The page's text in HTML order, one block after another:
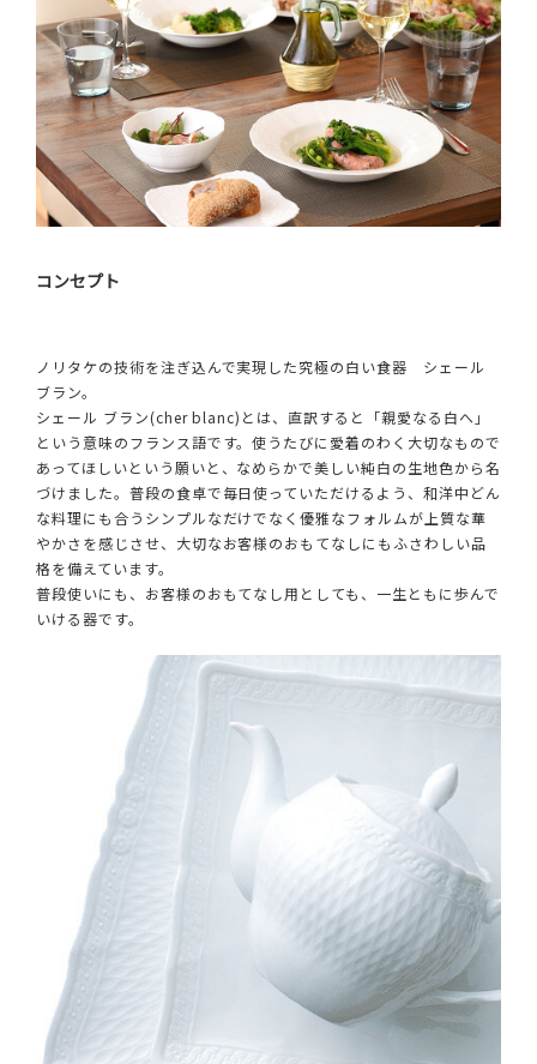
コンセプト
ノリタケの技術を注ぎ込んで実現した究極の白い食器 シェール
ブラン。
シェール ブラン(cher blanc)とは、直訳すると「親愛なる白へ」
という意味のフランス語です。使うたびに愛着のわく大切なもので
あってほしいという願いと、なめらかで美しい純白の生地色から名
づけました。普段の食卓で毎日使っていただけるよう、和洋中どん
な料理にも合うシンプルなだけでなく優雅なフォルムが上質な華
やかさを感じさせ、大切なお客様のおもてなしにもふさわしい品
格を備えています。
普段使いにも、お客様のおもてなし用としても、一生ともに歩んで
いける器です。